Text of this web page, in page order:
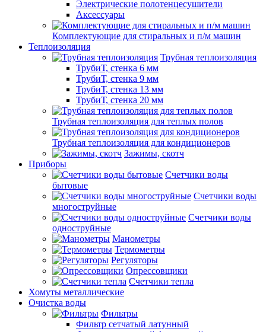
Электрические полотенцесушители
Аксессуары
Комплектующие для стиральных и п/м машин
Теплоизоляция
Трубная теплоизоляция
ТрубиТ, стенка 6 мм
ТрубиТ, стенка 9 мм
ТрубиТ, стенка 13 мм
ТрубиТ, стенка 20 мм
Трубная теплоизоляция для теплых полов
Трубная теплоизоляция для кондиционеров
Зажимы, скотч
Приборы
Счетчики воды
бытовые
Счетчики воды
многоструйные
Счетчики воды
одноструйные
Манометры
Термометры
Регуляторы
Опрессовщики
Счетчики тепла
Хомуты металлические
Очистка воды
Фильтры
Фильтр сетчатый латунный